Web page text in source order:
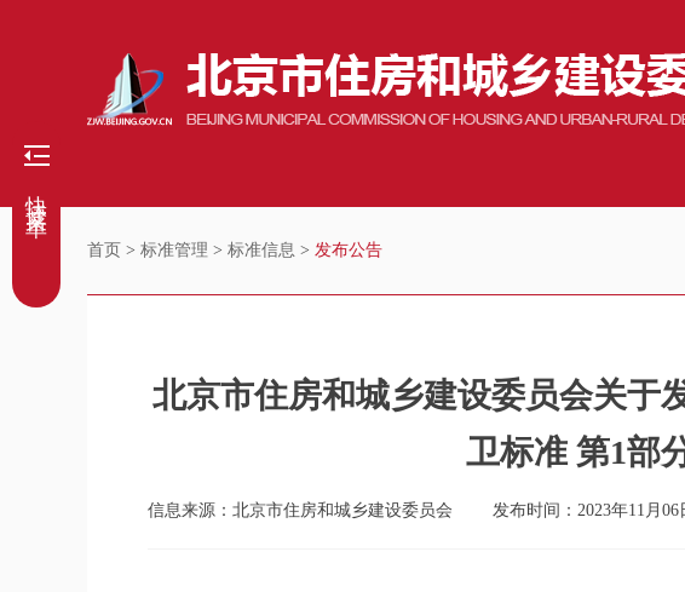
首页 > 标准管理 > 标准信息 > 发布公告
北京市住房和城乡建设委员会关于
卫标准 第1部
信息来源：北京市住房和城乡建设委员会 发布时间：2023年11月06
快捷菜单